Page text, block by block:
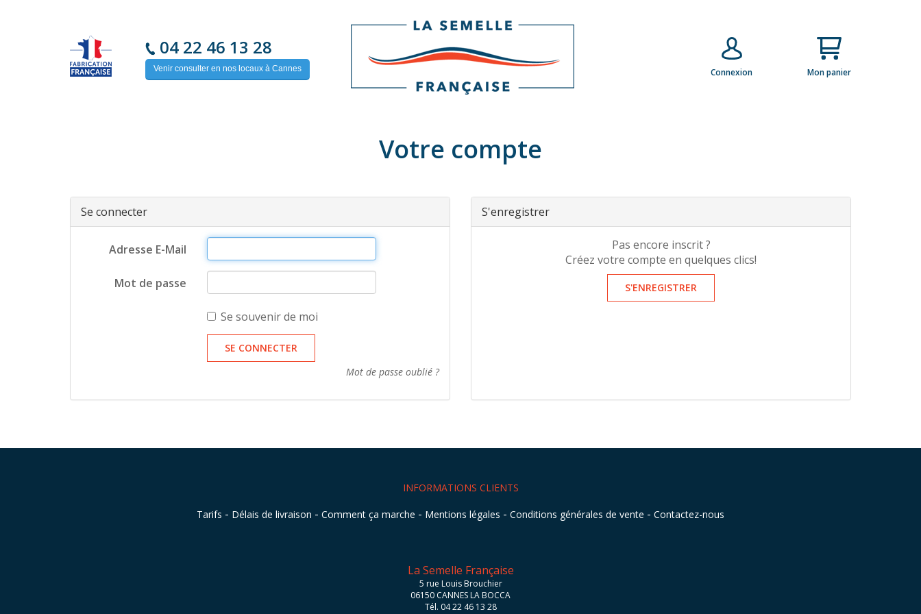
04 22 46 13 28
Venir consulter en nos locaux à Cannes Connexion Mon panier
Votre compte
Se connecter
Adresse E-Mail
Mot de passe
Se souvenir de moi
SE CONNECTER
Mot de passe oublié ?
S'enregistrer
Pas encore inscrit ?
Créez votre compte en quelques clics!
S'ENREGISTRER
INFORMATIONS CLIENTS
Tarifs - Délais de livraison - Comment ça marche - Mentions légales - Conditions générales de vente - Contactez-nous
La Semelle Française
5 rue Louis Brouchier
06150 CANNES LA BOCCA
Tél. 04 22 46 13 28